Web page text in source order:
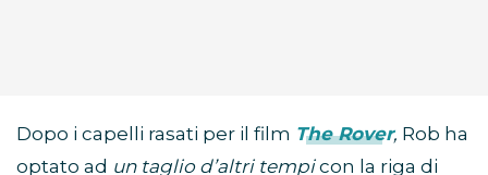
Dopo i capelli rasati per il film The Rover, Rob ha
optato ad un taglio d’altri tempicon la riga di